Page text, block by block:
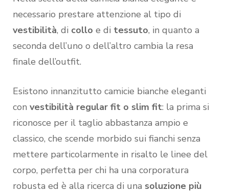
necessario prestare attenzione al tipo di
vestibilità, di collo e di tessuto, in quanto a
seconda dell’uno o dell’altro cambia la resa
finale dell’outfit.
Esistono innanzitutto camicie bianche eleganti
con vestibilità regular fit o slim fit: la prima si
riconosce per il taglio abbastanza ampio e
classico, che scende morbido sui fianchi senza
mettere particolarmente in risalto le linee del
corpo, perfetta per chi ha una corporatura
robusta ed è alla ricerca di una soluzione più